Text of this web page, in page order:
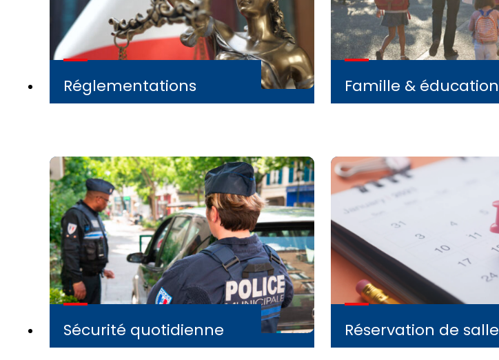
Réglementations Famille & éducation
Sécurité quotidienne Réservation de salle